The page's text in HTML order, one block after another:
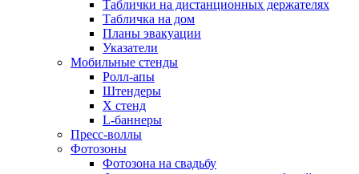
Таблички на дистанционных держателях
Табличка на дом
Планы эвакуации
Указатели
Мобильные стенды
Ролл-апы
Штендеры
Х стенд
L-баннеры
Пресс-воллы
Фотозоны
Фотозона на свадьбу